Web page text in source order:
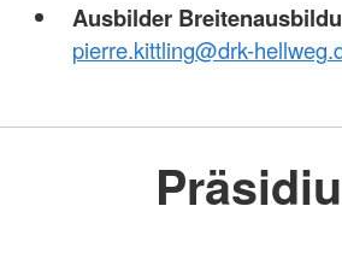
Ausbilder
pierre.kittling@drk-